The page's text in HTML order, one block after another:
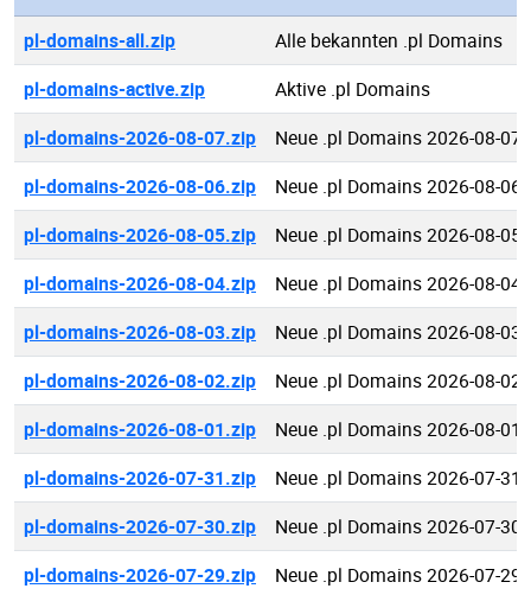
pl-domains-all.zip
Alle bekannten .pl Domains
pl-domains-active.zip
Aktive .pl Domains
pl-domains-2026-08-07.zip
Neue .pl Domains 2026-08-07
pl-domains-2026-08-06.zip
Neue .pl Domains 2026-08-06
pl-domains-2026-08-05.zip
Neue .pl Domains 2026-08-05
pl-domains-2026-08-04.zip
Neue .pl Domains 2026-08-04
pl-domains-2026-08-03.zip
Neue .pl Domains 2026-08-03
pl-domains-2026-08-02.zip
Neue .pl Domains 2026-08-02
pl-domains-2026-08-01.zip
Neue .pl Domains 2026-08-01
pl-domains-2026-07-31.zip
Neue .pl Domains 2026-07-31
pl-domains-2026-07-30.zip
Neue .pl Domains 2026-07-30
pl-domains-2026-07-29.zip
Neue .pl Domains 2026-07-29